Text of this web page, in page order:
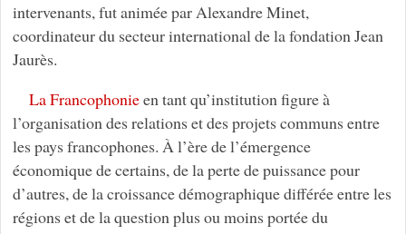
intervenants, fut animée par Alexandre Minet,
coordinateur du secteur international de la fondation Jean
Jaurès.
La Francophonieen tant qu’institution figure à
l’organisation des relations et des projets communs entre
les pays francophones. À l’ère de l’émergence
économique de certains, de la perte de puissance pour
d’autres, de la croissance démographique différée entre les
régions et de la question plus ou moins portée du